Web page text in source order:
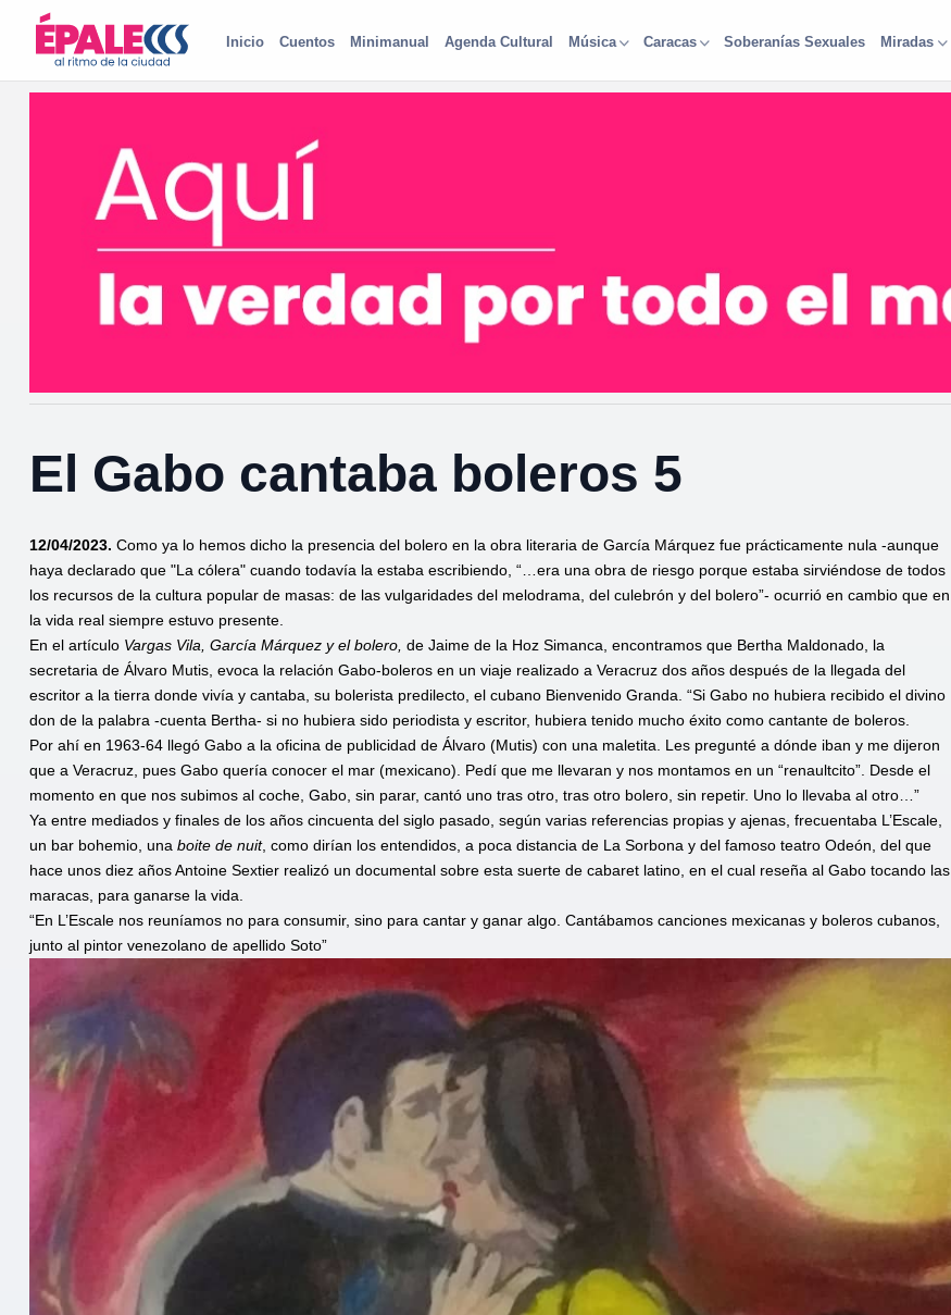
Inicio Cuentos Minimanual Agenda Cultural Música Caracas Soberanías Sexuales Miradas
El Gabo cantaba boleros 5
12/04/2023. Como ya lo hemos dicho la presencia del bolero en la obra literaria de García Márquez fue prácticamente nula -aunque
haya declarado que "La cólera" cuando todavía la estaba escribiendo, “…era una obra de riesgo porque estaba sirviéndose de todos
los recursos de la cultura popular de masas: de las vulgaridades del melodrama, del culebrón y del bolero”- ocurrió en cambio que en
la vida real siempre estuvo presente.
En el artículo Vargas Vila, García Márquez y el bolero, de Jaime de la Hoz Simanca, encontramos que Bertha Maldonado, la
secretaria de Álvaro Mutis, evoca la relación Gabo-boleros en un viaje realizado a Veracruz dos años después de la llegada del
escritor a la tierra donde vivía y cantaba, su bolerista predilecto, el cubano Bienvenido Granda. “Si Gabo no hubiera recibido el divino
don de la palabra -cuenta Bertha- si no hubiera sido periodista y escritor, hubiera tenido mucho éxito como cantante de boleros.
Por ahí en 1963-64 llegó Gabo a la oficina de publicidad de Álvaro (Mutis) con una maletita. Les pregunté a dónde iban y me dijeron
que a Veracruz, pues Gabo quería conocer el mar (mexicano). Pedí que me llevaran y nos montamos en un “renaultcito”. Desde el
momento en que nos subimos al coche, Gabo, sin parar, cantó uno tras otro, tras otro bolero, sin repetir. Uno lo llevaba al otro…”
Ya entre mediados y finales de los años cincuenta del siglo pasado, según varias referencias propias y ajenas, frecuentaba L’Escale,
un bar bohemio, una boite de nuit, como dirían los entendidos, a poca distancia de La Sorbona y del famoso teatro Odeón, del que
hace unos diez años Antoine Sextier realizó un documental sobre esta suerte de cabaret latino, en el cual reseña al Gabo tocando las
maracas, para ganarse la vida.
“En L’Escale nos reuníamos no para consumir, sino para cantar y ganar algo. Cantábamos canciones mexicanas y boleros cubanos,
junto al pintor venezolano de apellido Soto”